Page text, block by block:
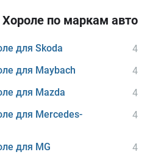
по маркам авто
для Skoda
4
для Maybach
4
для Mazda
4
для Mercedes-
4
для MG
4